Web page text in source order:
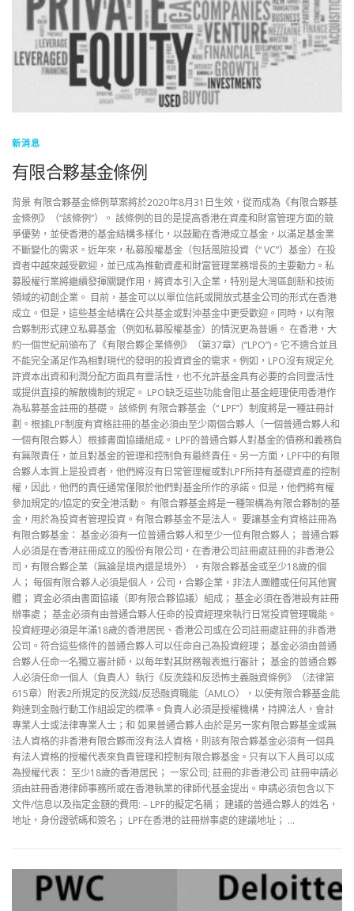
新消息
有限合夥基金條例
背景 有限合夥基金條例草案將於2020年8月31日生效，從而成為《有限合夥基
金條例》（“該條例”）。 該條例的目的是提高香港在資產和財富管理方面的競
爭優勢，並使香港的基金結構多樣化，以鼓勵在香港成立基金，以滿足基金業
不斷變化的需求。近年來，私募股權基金（包括風險投資（“ VC”）基金）在投
資者中越來越受歡迎，並已成為推動資產和財富管理業務增長的主要動力。私
募股權行業將繼續發揮關鍵作用，將資本引入企業，特別是大灣區創新和技術
領域的初創企業。 目前，基金可以以單位信託或開放式基金公司的形式在香港
成立。但是，這些基金結構在公共基金或對沖基金中更受歡迎。同時，以有限
合夥制形式建立私募基金（例如私募股權基金）的情況更為普遍。 在香港，大
約一個世紀前頒布了《有限合夥企業條例》（第37章）(“LPO”)。它不適合並且
不能完全滿足作為相對現代的發明的投資資金的需求。例如，LPO沒有規定允
許資本出資和利潤分配方面具有靈活性，也不允許基金具有必要的合同靈活性
或提供直接的解散機制的規定。 LPO缺乏這些功能會阻止基金經理使用香港作
為私募基金註冊的基礎。 該條例 有限合夥基金（“ LPF”）制度將是一種註冊計
劃。根據LPF制度有資格註冊的基金必須由至少兩個合夥人（一個普通合夥人和
一個有限合夥人）根據書面協議組成。 LPF的普通合夥人對基金的債務和義務負
有無限責任，並且對基金的管理和控制負有最終責任。另一方面，LPF中的有限
合夥人本質上是投資者，他們將沒有日常管理權或對LPF所持有基礎資產的控制
權，因此，他們的責任通常僅限於他們對基金所作的承諾。但是，他們將有權
參加規定的/協定的安全港活動。 有限合夥基金將是一種架構為有限合夥制的基
金，用於為投資者管理投資。有限合夥基金不是法人。 要讓基金有資格註冊為
有限合夥基金： 基金必須有一位普通合夥人和至少一位有限合夥人； 普通合夥
人必須是在香港註冊成立的股份有限公司，在香港公司註冊處註冊的非香港公
司，有限合夥企業（無論是境內還是境外），有限合夥基金或至少18歲的個
人； 每個有限合夥人必須是個人，公司，合夥企業，非法人團體或任何其他實
體； 資金必須由書面協議（即有限合夥協議）組成； 基金必須在香港設有註冊
辦事處； 基金必須有由普通合夥人任命的投資經理來執行日常投資管理職能。
投資經理必須是年滿18歲的香港居民、香港公司或在公司註冊處註冊的非香港
公司。符合這些條件的普通合夥人可以任命自己為投資經理； 基金必須由普通
合夥人任命一名獨立審計師，以每年對其財務報表進行審計； 基金的普通合夥
人必須任命一個人（負責人）執行《反洗錢和反恐怖主義融資條例》（法律第
615章）附表2所規定的反洗錢/反恐融資職能（AMLO），以使有限合夥基金能
夠達到金融行動工作組設定的標準。負責人必須是授權機構，持牌法人，會計
專業人士或法律專業人士；和 如果普通合夥人由於是另一家有限合夥基金或無
法人資格的非香港有限合夥而沒有法人資格，則該有限合夥基金必須有一個具
有法人資格的授權代表來負責管理和控制有限合夥基金。只有以下人員可以成
為授權代表： 至少18歲的香港居民； 一家公司; 註冊的非香港公司 註冊申請必
須由註冊香港律師事務所或在香港執業的律師代基金提出。申請必須包含以下
文件/信息以及指定金額的費用: – LPF的擬定名稱； 建議的普通合夥人的姓名，
地址，身份證號碼和簽名； LPF在香港的註冊辦事處的建議地址； …